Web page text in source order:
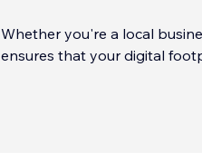
Whether you're a local
ensures that your digital